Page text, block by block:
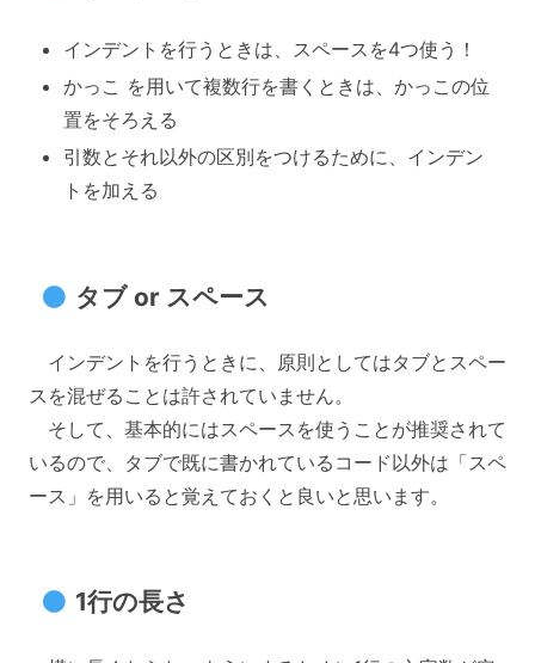
インデントを行うときは、スペースを4つ使う！
かっこ を用いて複数行を書くときは、かっこの位
置をそろえる
引数とそれ以外の区別をつけるために、インデン
トを加える
タブ or スペース
インデントを行うときに、原則としてはタブとスペー
スを混ぜることは許されていません。
そして、基本的にはスペースを使うことが推奨されて
いるので、タブで既に書かれているコード以外は「スペ
ース」を用いると覚えておくと良いと思います。
1行の長さ